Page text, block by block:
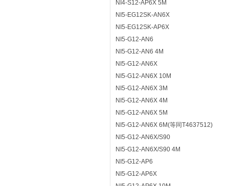
NI4-S12-AP6X 5M
NI5-EG12SK-AN6X
NI5-EG12SK-AP6X
NI5-G12-AN6
NI5-G12-AN6 4M
NI5-G12-AN6X
NI5-G12-AN6X 10M
NI5-G12-AN6X 3M
NI5-G12-AN6X 4M
NI5-G12-AN6X 5M
NI5-G12-AN6X 6M(等同T4637512)
NI5-G12-AN6X/S90
NI5-G12-AN6X/S90 4M
NI5-G12-AP6
NI5-G12-AP6X